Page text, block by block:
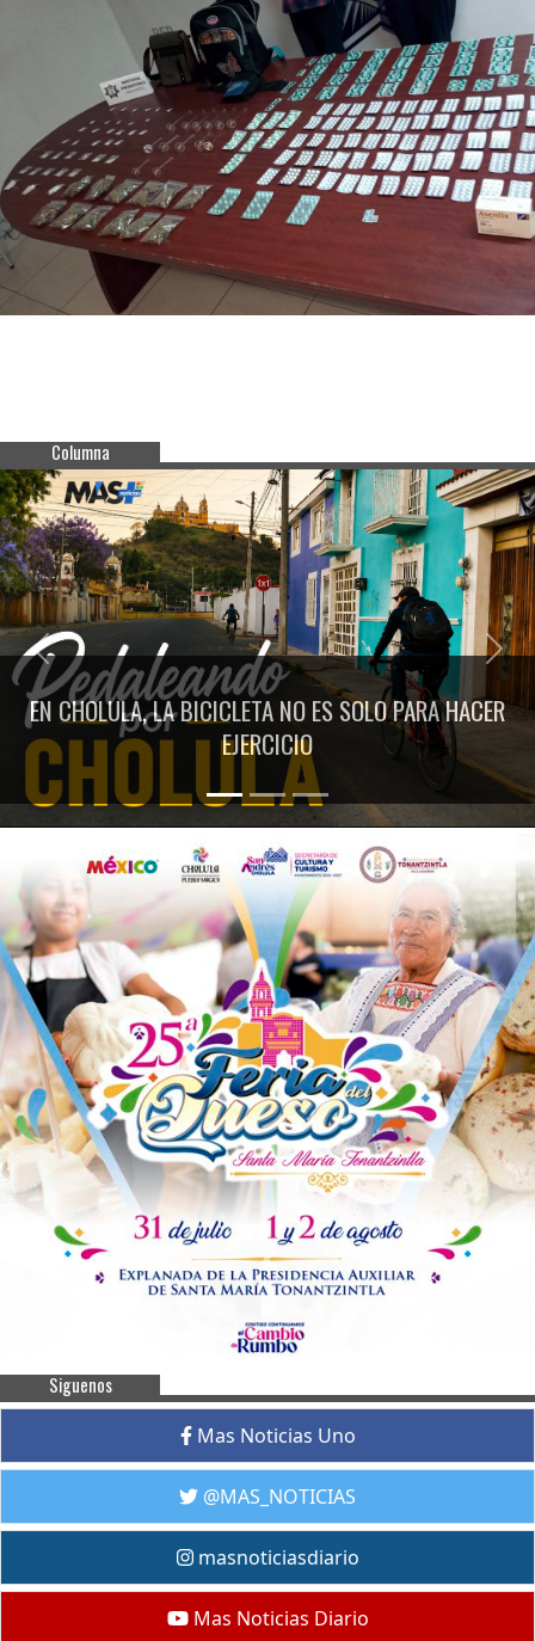
Columna
EN CHOLULA, LA BICICLETA NO ES SOLO PARA HACER
EJERCICIO
Previous Next
Siguenos
Mas Noticias Uno
@MAS_NOTICIAS
masnoticiasdiario
Mas Noticias Diario